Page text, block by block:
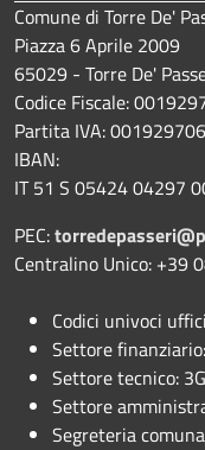
Comune di Torre De'
Piazza 6 Aprile 2009
65029 - Torre De'
Codice Fiscale:
Partita IVA:
IBAN:
IT 51 S 05424 04297
PEC:
Centralino Unico: +39
Codici univoci
Settore
Settore tecnico:
Settore
Segreteria